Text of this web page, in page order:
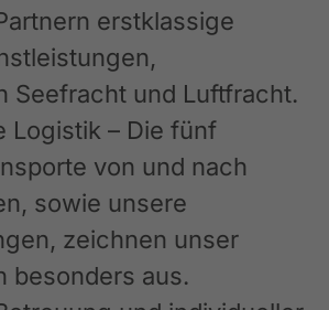
erstklassige
Seefracht und Luftfracht.
Logistik – Die fünf
von und nach
sowie unsere
zeichnen unser
besonders aus.